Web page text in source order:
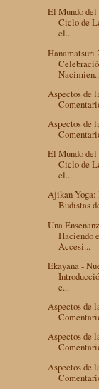
El Mundo del
Ciclo de
el...
Hanamatsuri
Aspectos de
Aspectos de
El Mundo del
Ciclo de
el...
Ajikan Yoga:
Budistas
Una
Haciendo
Accesi...
Ekayana -
e...
Aspectos de
Aspectos de
Aspectos de